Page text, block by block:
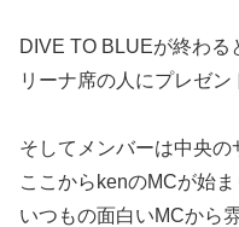
DIVE TO BLUEが終わ
リーナ席の人にプレゼン
そしてメンバーは中央の
ここからkenのMCが始ま
いつもの面白いMCから